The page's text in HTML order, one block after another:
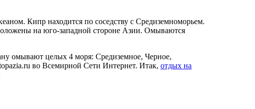
Кипр находится по соседству с Средиземноморьем.
на юго-западной стороне Азии. Омываются
омывают целых 4 моря: Средиземное, Черное,
во Всемирной Сети Интернет. Итак, отдых на